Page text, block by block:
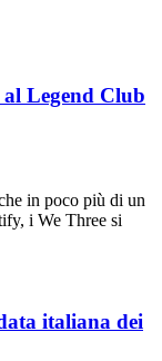
Legend Club
in poco più di un
i We Three si
italiana dei